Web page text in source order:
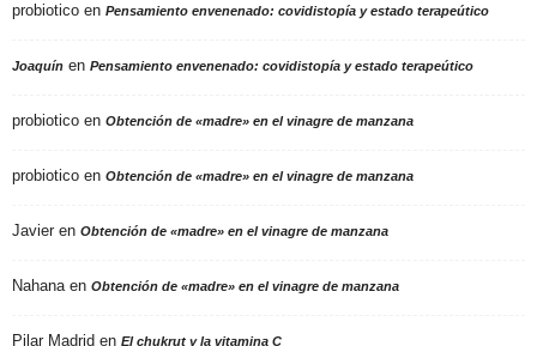
probiotico en Pensamiento envenenado: covidistopía y estado terapeútico
Joaquín en Pensamiento envenenado: covidistopía y estado terapeútico
probiotico en Obtención de «madre» en el vinagre de manzana
probiotico en Obtención de «madre» en el vinagre de manzana
Javier en Obtención de «madre» en el vinagre de manzana
Nahanaen Obtención de «madre» en el vinagre de manzana
Pilar Madrid en El chukrut y la vitamina C